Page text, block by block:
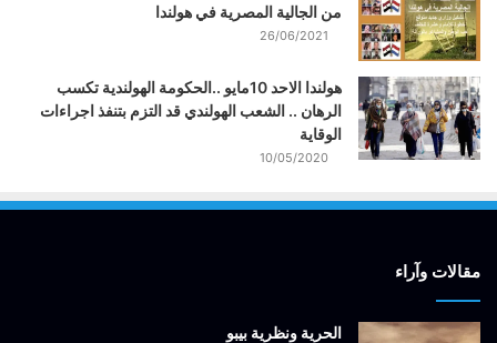
من الجالية المصرية في هولندا
26/06/2021
هولندا الاحد 10مايو ..الحكومة الهولندية تكسب
الرهان .. الشعب الهولندي قد التزم بتنفذ اجراءات
الوقاية
10/05/2020
مقالات وآراء
الحرية ونظرية بيبو